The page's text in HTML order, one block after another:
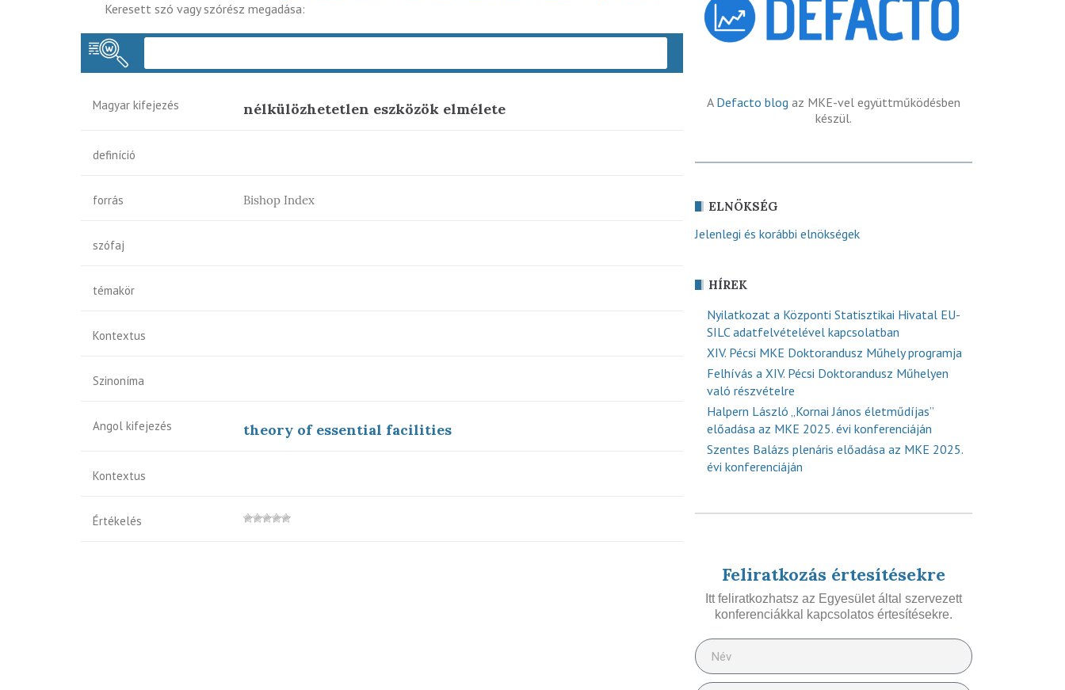
Keresett szó vagy szórész megadása:
Magyar kifejezés nélkülözhetetlen eszközök elmélete
definíció
forrás Bishop Index
szófaj
témakör
Kontextus
Szinoníma
Angol kifejezés theory of essential facilities
Kontextus
Értékelés
A Defacto blog az MKE-vel együttműködésben
készül.
ELNÖKSÉG
Jelenlegi és korábbi elnökségek
HÍREK
Nyilatkozat a Központi Statisztikai Hivatal EU-
SILC adatfelvételével kapcsolatban
XIV. Pécsi MKE Doktorandusz Műhely programja
Felhívás a XIV. Pécsi Doktorandusz Műhelyen
való részvételre
Halpern László „Kornai János életműdíjas”
előadása az MKE 2025. évi konferenciáján
Szentes Balázs plenáris előadása az MKE 2025.
évi konferenciáján
Feliratkozás értesítésekre
Itt feliratkozhatsz az Egyesület által szervezett
konferenciákkal kapcsolatos értesítésekre.